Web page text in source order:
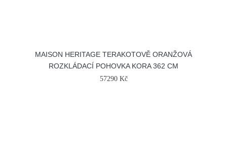
MAISON HERITAGE TERAKOTOVĚ ORANŽOVÁ
ROZKLÁDACÍ POHOVKA KORA 362 CM
57290 Kč